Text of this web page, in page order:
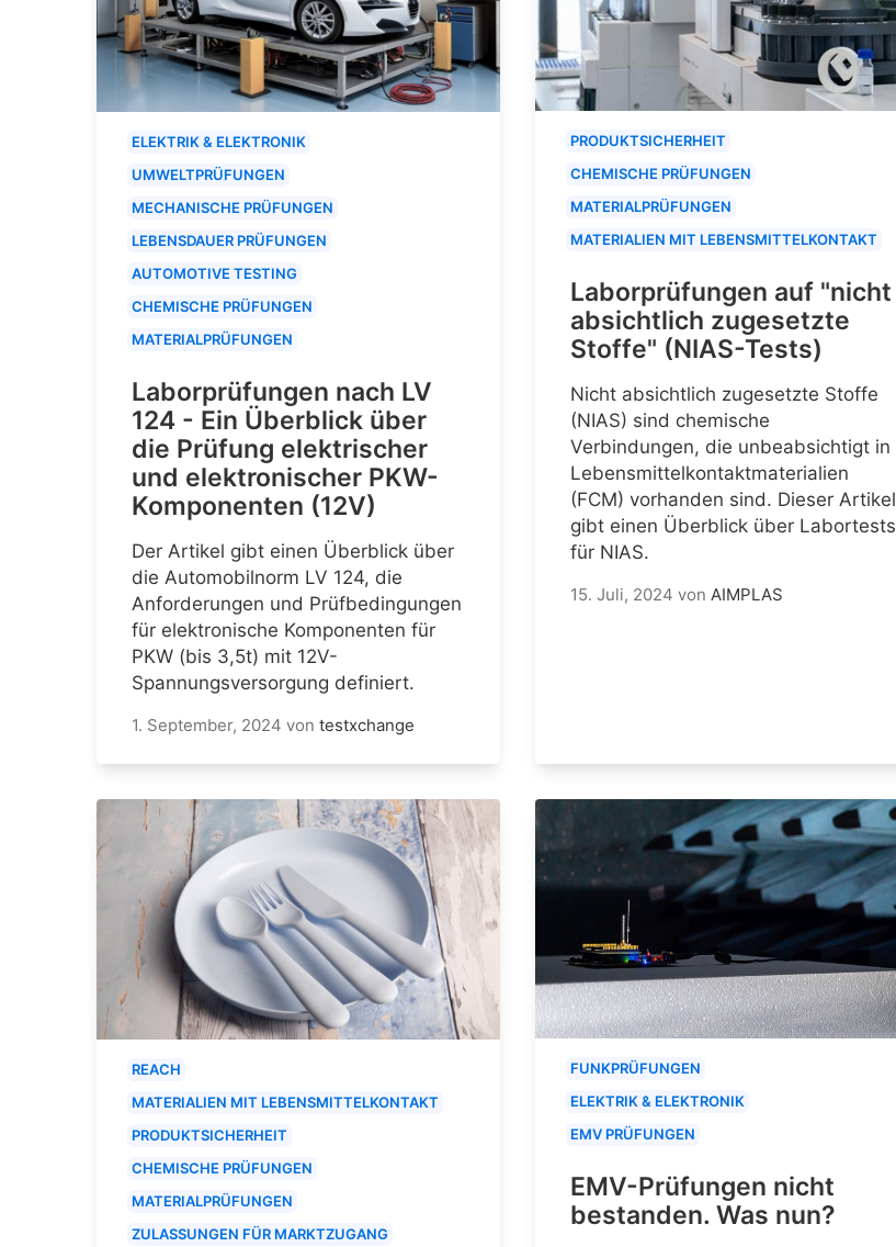
ELEKTRIK & ELEKTRONIK
UMWELTPRÜFUNGEN
MECHANISCHE PRÜFUNGEN
LEBENSDAUER PRÜFUNGEN
AUTOMOTIVE TESTING
CHEMISCHE PRÜFUNGEN
MATERIALPRÜFUNGEN
Laborprüfungen nach LV
124 - Ein Überblick über
die Prüfung elektrischer
und elektronischer PKW-
Komponenten (12V)
Der Artikel gibt einen Überblick über
die Automobilnorm LV 124, die
Anforderungen und Prüfbedingungen
für elektronische Komponenten für
PKW (bis 3,5t) mit 12V-
Spannungsversorgung definiert.
1. September, 2024 von testxchange
PRODUKTSICHERHEIT
CHEMISCHE PRÜFUNGEN
MATERIALPRÜFUNGEN
MATERIALIEN MIT LEBENSMITTELKONTAKT
Laborprüfungen auf "nicht
absichtlich zugesetzte
Stoffe" (NIAS-Tests)
Nicht absichtlich zugesetzte Stoffe
(NIAS) sind chemische
Verbindungen, die unbeabsichtigt in
Lebensmittelkontaktmaterialien
(FCM) vorhanden sind. Dieser Artikel
gibt einen Überblick über Labortests
für NIAS.
15. Juli, 2024 von AIMPLAS
REACH
MATERIALIEN MIT LEBENSMITTELKONTAKT
PRODUKTSICHERHEIT
CHEMISCHE PRÜFUNGEN
MATERIALPRÜFUNGEN
ZULASSUNGEN FÜR MARKTZUGANG
FUNKPRÜFUNGEN
ELEKTRIK & ELEKTRONIK
EMV PRÜFUNGEN
EMV-Prüfungen nicht
bestanden. Was nun?